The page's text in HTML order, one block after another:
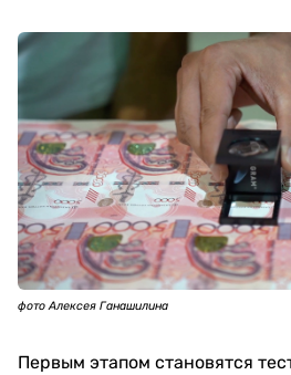
фото Алексея Ганашилина
Первым этапом становятся